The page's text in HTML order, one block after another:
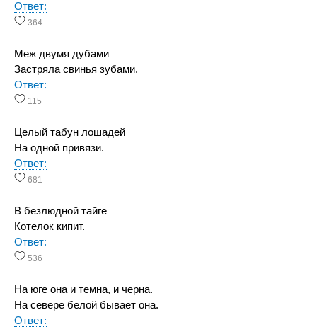
Ответ:
364
Меж двумя дубами
Застряла свинья зубами.
Ответ:
115
Целый табун лошадей
На одной привязи.
Ответ:
681
В безлюдной тайге
Котелок кипит.
Ответ:
536
На юге она и темна, и черна.
На севере белой бывает она.
Ответ: